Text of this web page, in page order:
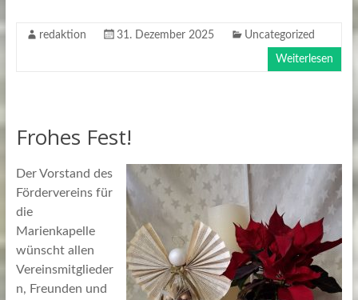
redaktion 31. Dezember 2025 Uncategorized
Weiterlesen
Frohes Fest!
Der Vorstand des
Fördervereins für
die
Marienkapelle
wünscht allen
Vereinsmitglieder
n, Freunden und